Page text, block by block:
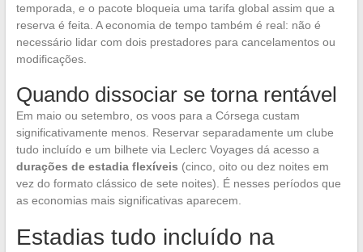
temporada, e o pacote bloqueia uma tarifa global assim que a
reserva é feita. A economia de tempo também é real: não é
necessário lidar com dois prestadores para cancelamentos ou
modificações.
Quando dissociar se torna rentável
Em maio ou setembro, os voos para a Córsega custam
significativamente menos. Reservar separadamente um clube
tudo incluído e um bilhete via Leclerc Voyages dá acesso a
durações de estadia flexíveis (cinco, oito ou dez noites em
vez do formato clássico de sete noites). É nesses períodos que
as economias mais significativas aparecem.
Estadias tudo incluído na